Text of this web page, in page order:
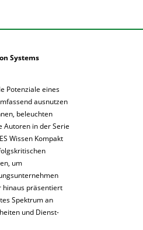
Systems
Potenziale eines
ausnutzen
beleuchten
Autoren in der Serie
Wissen Kompakt
um
hinaus präsentiert
Spektrum an
und Dienst-